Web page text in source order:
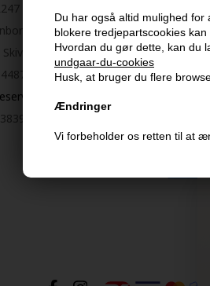
Du har også altid mulighed
blokere tredjepartscookies
Hvordan du gør dette, kan du
undgaar-du-cookies
Husk, at bruger du flere
Ændringer
Vi forbeholder os retten til at
6A
(hverdage 9-14)
Navn
E-mail